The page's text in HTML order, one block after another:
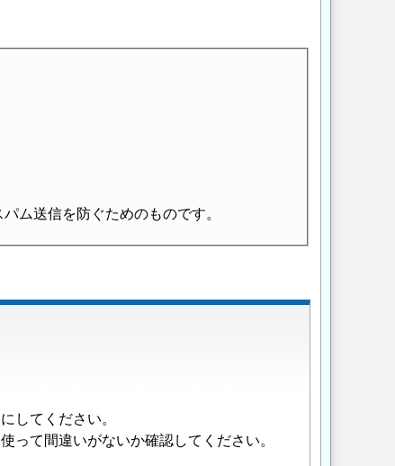
ム送信を防ぐためのものです。
してください。
って間違いがないか確認してください。